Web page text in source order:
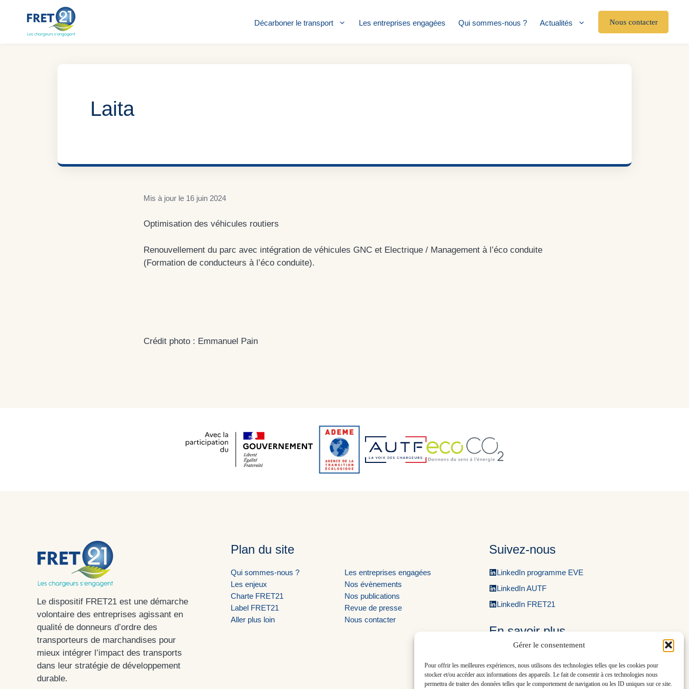
Gérer le consentement
Pour offrir les meilleures expériences, nous utilisons des technologies telles que les cookies pour
stocker et/ou accéder aux informations des appareils. Le fait de consentir à ces technologies nous
permettra de traiter des données telles que le comportement de navigation ou les ID uniques sur ce site.
contenu
Décarboner le transport Les entreprises engagées Qui sommes-nous ? Actualités Nous contacter
Laita
Mis à jour le 16 juin 2024
Optimisation des véhicules routiers
Renouvellement du parc avec intégration de véhicules GNC et Electrique / Management à l’éco conduite
(Formation de conducteurs à l’éco conduite).
Crédit photo : Emmanuel Pain
Le dispositif FRET21 est une démarche
volontaire des entreprises agissant en
qualité de donneurs d’ordre des
transporteurs de marchandises pour
mieux intégrer l’impact des transports
dans leur stratégie de développement
durable.
Plan du site
Qui sommes-nous ?
Les enjeux
Charte FRET21
Label FRET21
Aller plus loin
Les entreprises engagées
Nos évènements
Nos publications
Revue de presse
Nous contacter
Suivez-nous
LinkedIn programme EVE
LinkedIn AUTF
LinkedIn FRET21
En savoir plus